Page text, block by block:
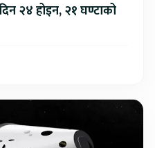
२४ होइन, २१ घण्टाको